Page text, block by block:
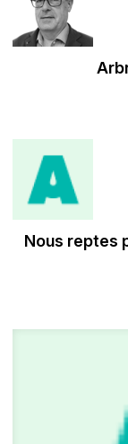
​Nous reptes